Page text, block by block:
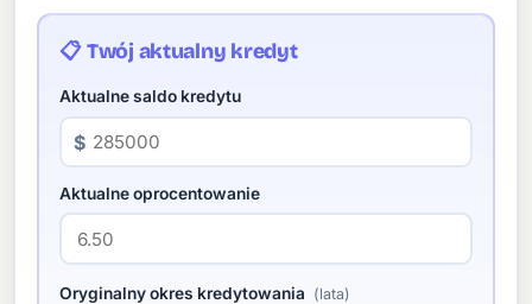
📋 Twój aktualny kredyt
Aktualne saldo kredytu
$
Aktualne oprocentowanie
Oryginalny okres kredytowania (lata)